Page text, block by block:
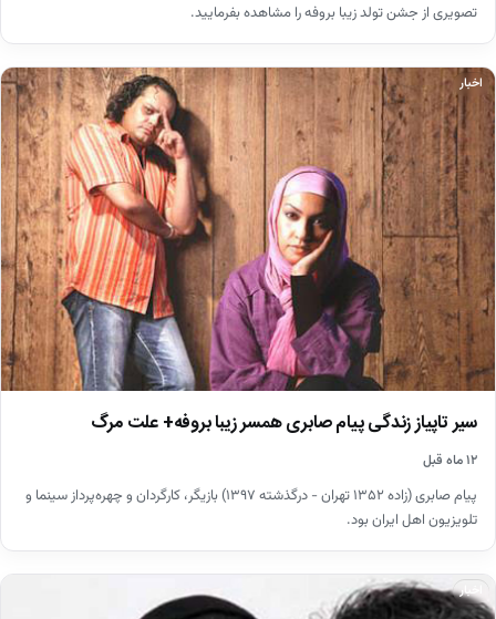
تصویری از جشن تولد زیبا بروفه را مشاهده بفرمایید.
اخبار
سیر تاپیاز زندگی پیام صابری همسر زیبا بروفه+ علت مرگ
۱۲ ماه قبل
پیام صابری (زاده ۱۳۵۲ تهران - درگذشته ۱۳۹۷) بازیگر، کارگردان و چهره‌پرداز سینما و
تلویزیون اهل ایران بود.
اخبار